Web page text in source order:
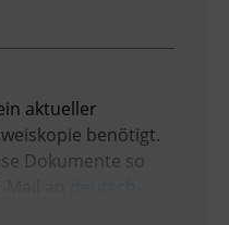
aktueller
benötigt.
Dokumente so